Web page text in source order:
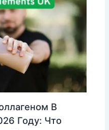
В
Году: Что